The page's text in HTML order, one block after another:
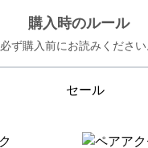
購入時のルール
必ず購入前にお読みください